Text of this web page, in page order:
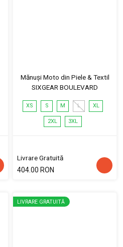
Mănuși Moto din Piele & Textil
SIXGEAR BOULEVARD
XS S M L XL
2XL 3XL
Livrare Gratuită
404.00 RON
LIVRARE GRATUITĂ